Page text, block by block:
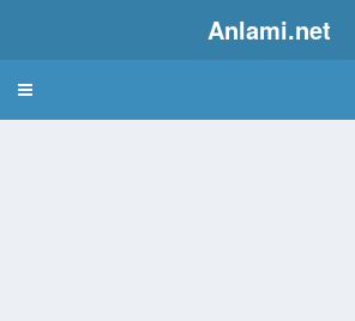
Anlami.net
Bulmaca